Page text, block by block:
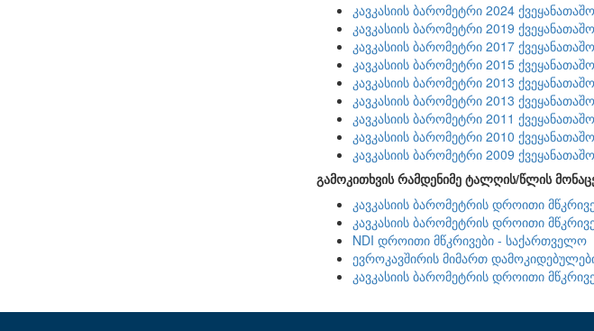
კავკასიის ბარომეტრი 2024
კავკასიის ბარომეტრი 2019
კავკასიის ბარომეტრი 2017
კავკასიის ბარომეტრი 2015
კავკასიის ბარომეტრი 2013
კავკასიის ბარომეტრი 2013
კავკასიის ბარომეტრი 2011
კავკასიის ბარომეტრი 2010
კავკასიის ბარომეტრი 2009
გამოკითხვის რამდენიმე ტალღის/წლის
კავკასიის ბარომეტრის დროითი
კავკასიის ბარომეტრის დროითი
NDI დროითი მწკრივები - საქართველო
ევროკავშირის მიმართ
კავკასიის ბარომეტრის დროითი